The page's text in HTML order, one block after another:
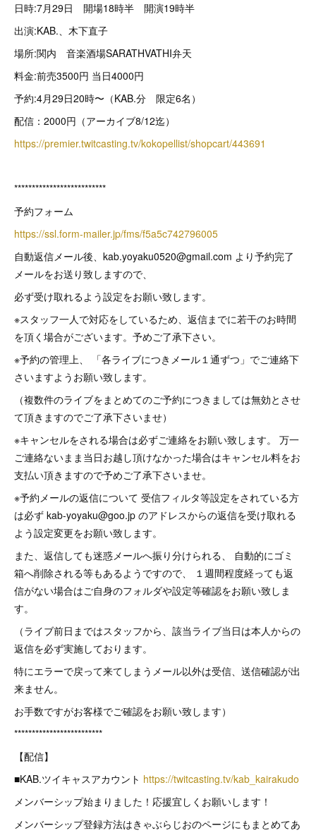
日時:7月29日 開場18時半 開演19時半
出演:KAB.、木下直子
場所:関内 音楽酒場SARATHVATHI弁天
料金:前売3500円 当日4000円
予約:4月29日20時〜（KAB.分 限定6名）
配信：2000円（アーカイブ8/12迄）
https://premier.twitcasting.tv/kokopellist/shopcart/443691
**************************
予約フォーム
https://ssl.form-mailer.jp/fms/f5a5c742796005
自動返信メール後、kab.yoyaku0520@gmail.com より予約完了
メールをお送り致しますので、
必ず受け取れるよう設定をお願い致します。
※スタッフ一人で対応をしているため、返信までに若干のお時間
を頂く場合がございます。予めご了承下さい。
※予約の管理上、 「各ライブにつきメール１通ずつ」でご連絡下
さいますようお願い致します。
（複数件のライブをまとめてのご予約につきましては無効とさせ
て頂きますのでご了承下さいませ）
※キャンセルをされる場合は必ずご連絡をお願い致します。 万一
ご連絡ないまま当日お越し頂けなかった場合はキャンセル料をお
支払い頂きますので予めご了承下さいませ。
※予約メールの返信について 受信フィルタ等設定をされている方
は必ず kab-yoyaku@goo.jp のアドレスからの返信を受け取れる
よう設定変更をお願い致します。
また、返信しても迷惑メールへ振り分けられる、 自動的にゴミ
箱へ削除される等もあるようですので、 １週間程度経っても返
信がない場合はご自身のフォルダや設定等確認をお願い致しま
す。
（ライブ前日まではスタッフから、該当ライブ当日は本人からの
返信を必ず実施しております。
特にエラーで戻って来てしまうメール以外は受信、送信確認が出
来ません。
お手数ですがお客様でご確認をお願い致します）
*************************
【配信】
■KAB.ツイキャスアカウント https://twitcasting.tv/kab_kairakudo
メンバーシップ始まりました！応援宜しくお願いします！
メンバーシップ登録方法はきゃぶらじおのページにもまとめてあ